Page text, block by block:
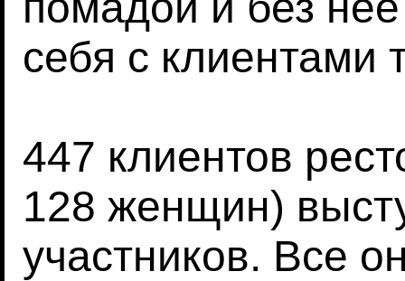
себя с клиентами
447 клиентов
128 женщин)
участников. Все